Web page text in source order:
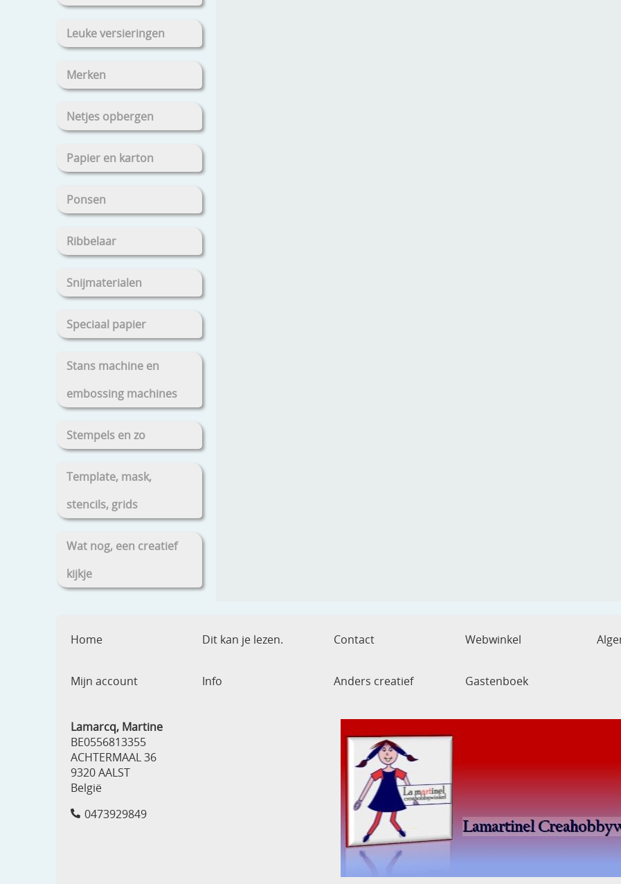
Leuke versieringen
Merken
Netjes opbergen
Papier en karton
Ponsen
Ribbelaar
Snijmaterialen
Speciaal papier
Stans machine en
embossing machines
Stempels en zo
Template, mask,
stencils, grids
Wat nog, een creatief
kijkje
Home Dit kan je lezen. Contact Webwinkel
Mijn account
Info Anders creatief Gastenboek
Lamarcq, Martine
BE0556813355
ACHTERMAAL 36
9320 AALST
België
0473929849